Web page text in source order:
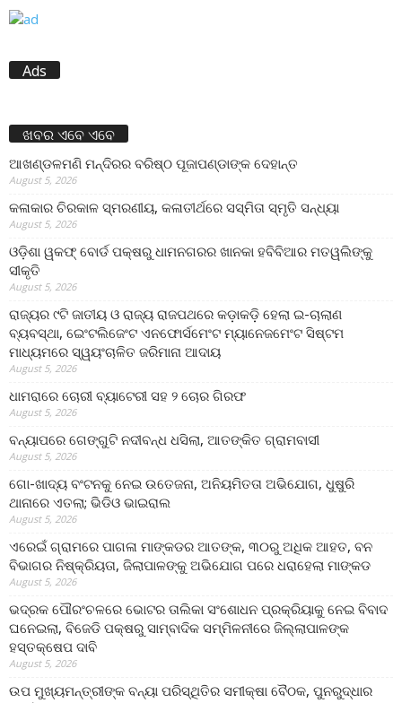
Ads
ଖବର ଏବେ ଏବେ
ଆଖଣ୍ଡଳମଣି ମନ୍ଦିରର ବରିଷ୍ଠ ପୂଜାପଣ୍ଡାଙ୍କ ଦେହାନ୍ତ
August 5, 2026
କଳାକାର ଚିରକାଳ ସ୍ମରଣୀୟ, କଳାତୀର୍ଥରେ ସସ୍ମିତା ସ୍ମୃତି ସନ୍ଧ୍ୟା
August 5, 2026
ଓଡ଼ିଶା ୱକଫ୍ ବୋର୍ଡ ପକ୍ଷରୁ ଧାମନଗରର ଖାନକା ହବିବିଆର ମତୱଲିଙ୍କୁ
ସୀକୃତି
August 5, 2026
ରାଜ୍ୟର ୯ଟି ଜାତୀୟ ଓ ରାଜ୍ୟ ରାଜପଥରେ କଡ଼ାକଡ଼ି ହେଲା ଇ-ଚାଲାଣ
ବ୍ୟବସ୍ଥା, ଇେଂଟଲିଜେଂଟ ଏନଫୋର୍ସମେଂଟ ମ୍ୟାନେଜମେଂଟ ସିଷ୍ଟମ
ମାଧ୍ୟମରେ ସ୍ୱୟଂଚାଳିତ ଜରିମାନା ଆଦାୟ
August 5, 2026
ଧାମରାରେ ଚୋରୀ ବ୍ୟାଟେରୀ ସହ ୨ ଚୋର ଗିରଫ
August 5, 2026
ବନ୍ୟାପରେ ଗେଙ୍ଗୁଟି ନଦୀବନ୍ଧ ଧସିଲା, ଆତଙ୍କିତ ଗ୍ରାମବାସୀ
August 5, 2026
ଗୋ-ଖାଦ୍ୟ ବଂଟନକୁ ନେଇ ଉତେଜନା, ଅନିୟମିତତା ଅଭିଯୋଗ, ଧୁଷୁରି
ଥାନାରେ ଏତଲା; ଭିଡିଓ ଭାଇରାଲ
August 5, 2026
ଏରେଇଁ ଗ୍ରାମରେ ପାଗଳା ମାଙ୍କଡର ଆତଙ୍କ, ୩୦ରୁ ଅଧିକ ଆହତ, ବନ
ବିଭାଗର ନିଷ୍କ୍ରିୟତା, ଜିଲାପାଳଙ୍କୁ ଅଭିଯୋଗ ପରେ ଧରାହେଲା ମାଙ୍କଡ
August 5, 2026
ଭଦ୍ରକ ପୌରଂଚଳରେ ଭୋଟର ତାଲିକା ସଂଶୋଧନ ପ୍ରକ୍ରିୟାକୁ ନେଇ ବିବାଦ
ଘନେଇଲା, ବିଜେଡି ପକ୍ଷରୁ ସାମ୍ବାଦିକ ସମ୍ମିଳନୀରେ ଜିଲ୍ଲାପାଳଙ୍କ
ହସ୍ତକ୍ଷେପ ଦାବି
August 5, 2026
ଉପ ମୁଖ୍ୟମନ୍ତ୍ରୀଙ୍କ ବନ୍ୟା ପରିସ୍ଥିତିର ସମୀକ୍ଷା ବୈଠକ, ପୁନରୁଦ୍ଧାର